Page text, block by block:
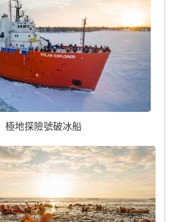
極地探險號破冰船